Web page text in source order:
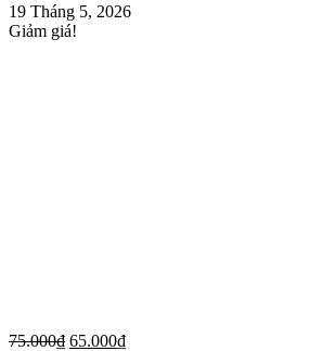
19 Tháng 5, 2026
Giảm giá!
75.000₫ 65.000₫